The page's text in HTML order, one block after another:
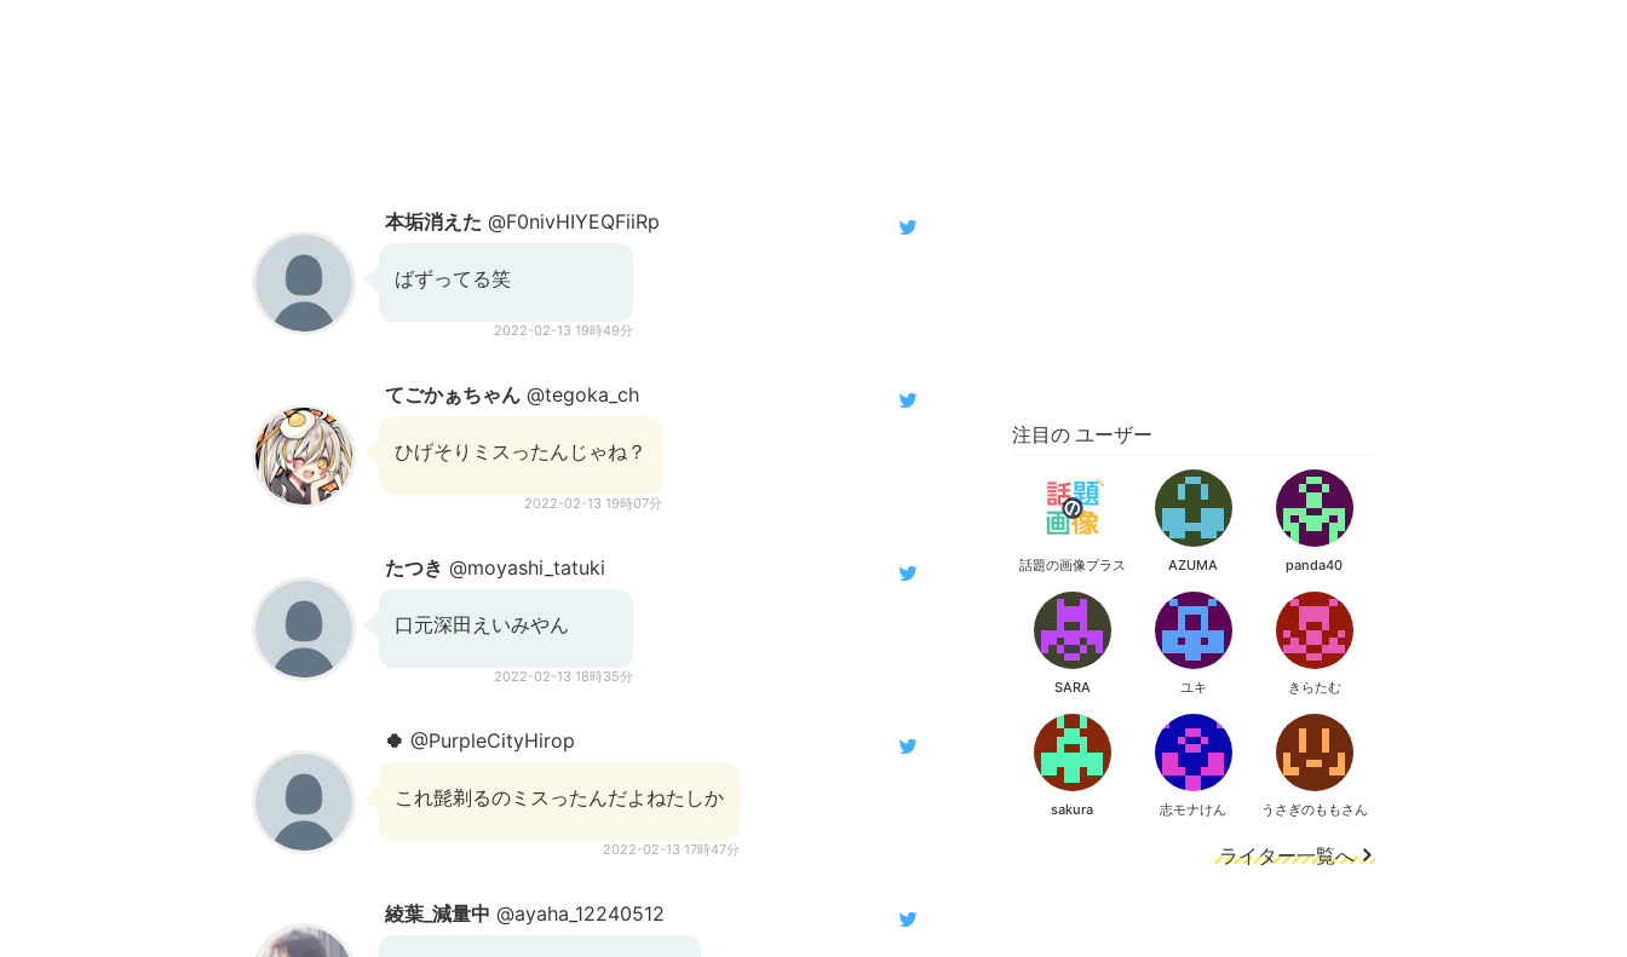
本垢消えた @F0nivHIYEQFiiRp
ばずってる笑
2022-02-13 19時49分
てごかぁちゃん @tegoka_ch
ひげそりミスったんじゃね？
2022-02-13 19時07分
たつき @moyashi_tatuki
口元深田えいみやん
2022-02-13 18時35分
🍀 @PurpleCityHirop
これ髭剃るのミスったんだよねたしか
2022-02-13 17時47分
綾葉_減量中 @ayaha_12240512
注目の ユーザー
話題の画像プラス AZUMA panda40
SARA ユキ きらたむ
sakura 志モナけん うさぎのももさん
ライター一覧へ